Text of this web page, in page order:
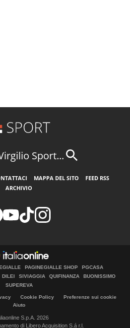
Sport...
MAPPA DEL SITO
FEED RSS
ARCHIVIO
PAGINEGIALLE SHOP
PGCASA
DILEI SIVIAGGIA QUIFINANZA
BUONISSIMO
SUPEREVA
Cookie Policy
Preferenze sui cookie
Aiuto
S.p.A. 2026
di Libero Acquisition S.á r.l.